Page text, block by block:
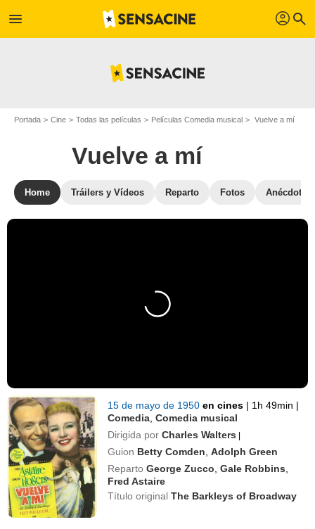
menu profil search
Portada Cine Todas las películas Películas Comedia musical Vuelve a mí
Vuelve a mí
Home Tráilers y Vídeos Reparto Fotos Anécdotas
15 de mayo de 1950en cines | 1h 49min |
Comedia ,Comedia musical
Dirigida por Charles Walters |
Guion Betty Comden ,Adolph Green
Reparto George Zucco ,Gale Robbins
Fred Astaire
Título originalThe Barkleys of Broadway